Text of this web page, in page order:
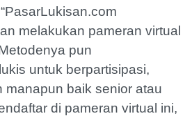
melakukan pameran virtual
pun
untuk berpartisipasi,
manapun baik senior atau
di pameran virtual ini,